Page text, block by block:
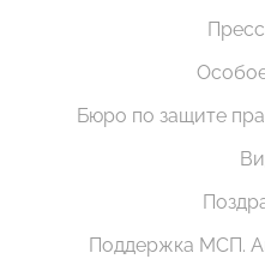
Бюро по защите
Поддержка МСП.